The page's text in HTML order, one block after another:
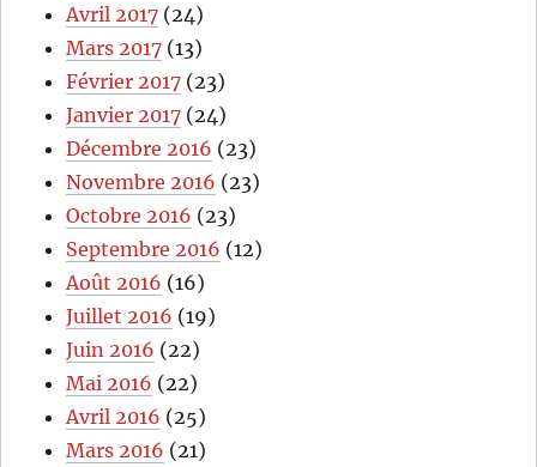
Avril 2017 (24)
Mars 2017 (13)
Février 2017 (23)
Janvier 2017 (24)
Décembre 2016 (23)
Novembre 2016 (23)
Octobre 2016 (23)
Septembre 2016 (12)
Août 2016 (16)
Juillet 2016 (19)
Juin 2016 (22)
Mai 2016 (22)
Avril 2016 (25)
Mars 2016 (21)